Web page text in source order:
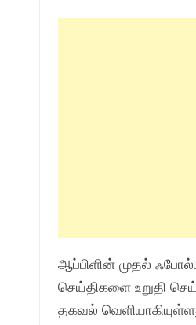
ஆப்பிளின் முதல்
செய்திகளை உறுதி
தகவல்